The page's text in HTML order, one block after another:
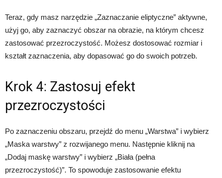
Teraz, gdy masz narzędzie „Zaznaczanie eliptyczne” aktywne,
użyj go, aby zaznaczyć obszar na obrazie, na którym chcesz
zastosować przezroczystość. Możesz dostosować rozmiar i
kształt zaznaczenia, aby dopasować go do swoich potrzeb.
Krok 4: Zastosuj efekt
przezroczystości
Po zaznaczeniu obszaru, przejdź do menu „Warstwa” i wybierz
„Maska warstwy” z rozwijanego menu. Następnie kliknij na
„Dodaj maskę warstwy” i wybierz „Biała (pełna
przezroczystość)”. To spowoduje zastosowanie efektu